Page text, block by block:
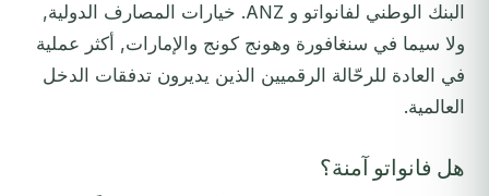
البنك الوطني لفانواتو و ANZ. خيارات المصارف الدولية,
ولا سيما في سنغافورة وهونج كونج والإمارات, أكثر عملية
في العادة للرحّالة الرقميين الذين يديرون تدفقات الدخل
العالمية.
هل فانواتو آمنة؟